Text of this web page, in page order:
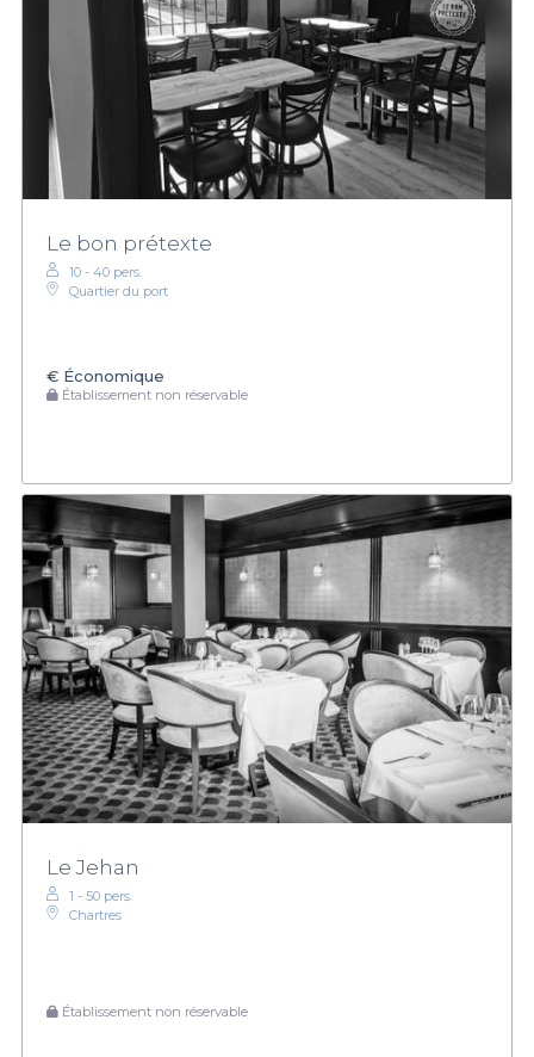
Le bon prétexte
10 - 40 pers.
Quartier du port
€ Économique
Établissement non réservable
Le Jehan
1 - 50 pers.
Chartres
Établissement non réservable